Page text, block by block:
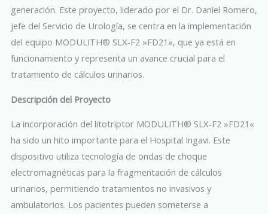
generación. Este proyecto, liderado por el Dr. Daniel Romero,
jefe del Servicio de Urología, se centra en la implementación
del equipo MODULITH® SLX-F2 »FD21«, que ya está en
funcionamiento y representa un avance crucial para el
tratamiento de cálculos urinarios.
Descripción del Proyecto
La incorporación del litotriptor MODULITH® SLX-F2 »FD21«
ha sido un hito importante para el Hospital Ingavi. Este
dispositivo utiliza tecnología de ondas de choque
electromagnéticas para la fragmentación de cálculos
urinarios, permitiendo tratamientos no invasivos y
ambulatorios. Los pacientes pueden someterse a